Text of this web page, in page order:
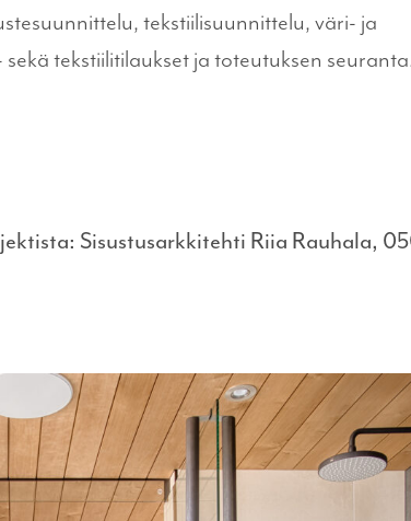
tekstiilisuunnittelu, väri- ja
tekstiilitilaukset ja toteutuksen
Sisustusarkkitehti Riia Rauhala,